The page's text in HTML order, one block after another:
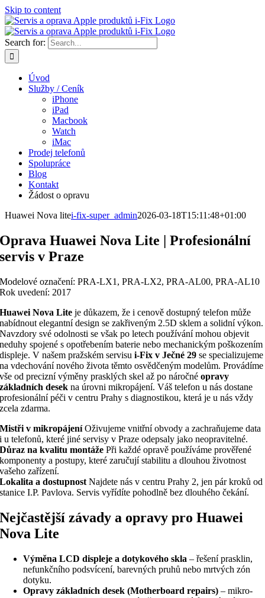
Skip to content
Search for:
Úvod
Služby / Ceník
iPhone
iPad
Macbook
Watch
iMac
Prodej telefonů
Spolupráce
Blog
Kontakt
Žádost o opravu
Huawei Nova litei-fix-super_admin2026-03-18T15:11:48+01:00
Oprava Huawei Nova Lite | Profesionální
servis v Praze
Modelové označení: PRA-LX1, PRA-LX2, PRA-AL00, PRA-AL10
Rok uvedení: 2017
Huawei Nova Lite je důkazem, že i cenově dostupný telefon může
nabídnout elegantní design se zakřiveným 2.5D sklem a solidní výkon.
Navzdory své odolnosti se však po letech používání mohou objevit
neduhy spojené s opotřebením baterie nebo mechanickým poškozením
displeje. V našem pražském servisui-Fix v Ječné 29 se specializujeme
na vdechování nového života těmto osvědčeným modelům. Provádíme
vše od precizní výměny prasklých skel až po náročnéopravy
základních desek na úrovni mikropájení. Váš telefon u nás dostane
profesionální péči v centru Prahy s diagnostikou, která je u nás vždy
zcela zdarma.
Mistři v mikropájení Oživujeme vnitřní obvody a zachraňujeme data
i u telefonů, které jiné servisy v Praze odepsaly jako neopravitelné.
Důraz na kvalitu montáže Při každé opravě používáme prověřené
komponenty a postupy, které zaručují stabilitu a dlouhou životnost
vašeho zařízení.
Lokalita a dostupnost Najdete nás v centru Prahy 2, jen pár kroků od
stanice I.P. Pavlova. Servis vyřídíte pohodlně bez dlouhého čekání.
Nejčastější závady a opravy pro Huawei
Nova Lite
Výměna LCD displeje a dotykového skla – řešení prasklin,
nefunkčního podsvícení, barevných pruhů nebo mrtvých zón
dotyku.
Opravy základních desek (Motherboard repairs) – mikro-